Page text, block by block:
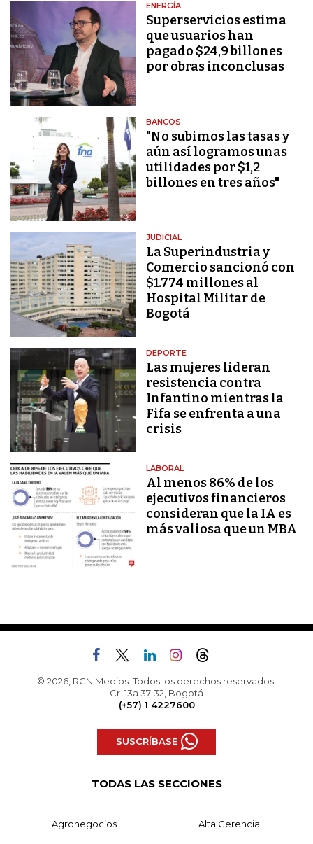
ENERGÍA
Superservicios estima
que usuarios han
pagado $24,9 billones
por obras inconclusas
BANCOS
"No subimos las tasas y
aún así logramos unas
utilidades por $1,2
billones en tres años"
JUDICIAL
La Superindustria y
Comercio sancionó con
$1.774 millones al
Hospital Militar de
Bogotá
DEPORTE
Las mujeres lideran
resistencia contra
Infantino mientras la
Fifa se enfrenta a una
crisis
LABORAL
Al menos 86% de los
ejecutivos financieros
consideran que la IA es
más valiosa que un MBA
© 2026, RCN Medios. Todos los derechos reservados.
Cr. 13a 37-32, Bogotá
(+57) 1 4227600
SUSCRÍBASE
TODAS LAS SECCIONES
Agronegocios Alta Gerencia